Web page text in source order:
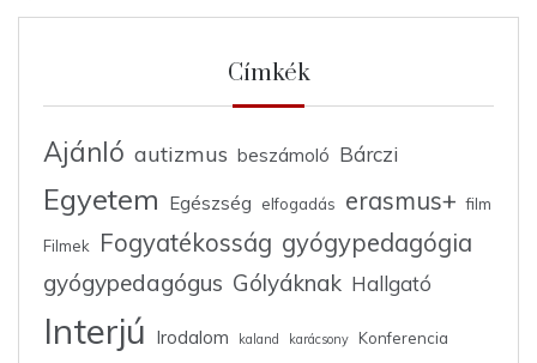
Címkék
Ajánló autizmus beszámoló Bárczi
Egyetem Egészség elfogadás erasmus+ film
Filmek Fogyatékosság gyógypedagógia
gyógypedagógus Gólyáknak Hallgató
Interjú Irodalom kaland karácsony
Konferencia